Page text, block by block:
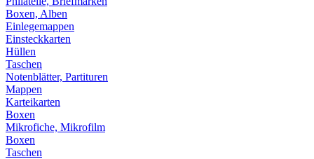
Boxen, Alben
Einlegemappen
Einsteckkarten
Hüllen
Taschen
Notenblätter, Partituren
Mappen
Karteikarten
Boxen
Mikrofiche, Mikrofilm
Boxen
Taschen